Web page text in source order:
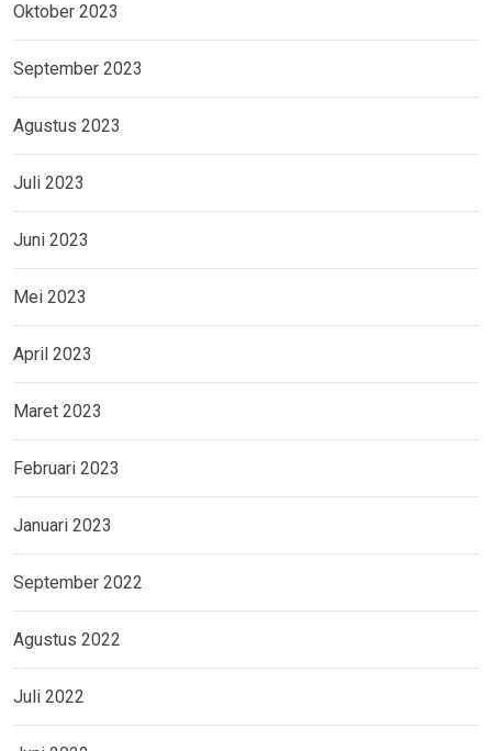
Oktober 2023
September 2023
Agustus 2023
Juli 2023
Juni 2023
Mei 2023
April 2023
Maret 2023
Februari 2023
Januari 2023
September 2022
Agustus 2022
Juli 2022